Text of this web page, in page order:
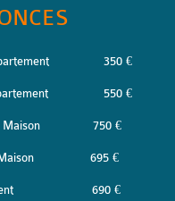
350 €
550 €
Maison 750 €
695 €
690 €